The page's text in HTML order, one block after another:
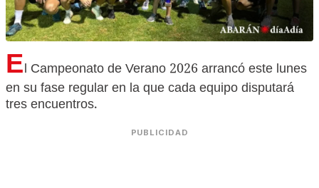
El Campeonato de Verano 2026 arrancó este lunes
en su fase regular en la que cada equipo disputará
tres encuentros.
PUBLICIDAD